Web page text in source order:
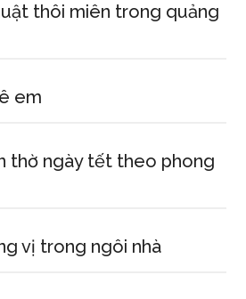
thôi miên trong quảng
em
thờ ngày tết theo phong
vị trong ngôi nhà